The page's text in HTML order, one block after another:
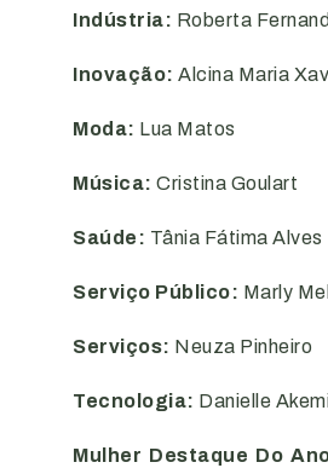
Indústria: Roberta
Inovação: Alcina Maria
Moda: Lua Matos
Música: Cristina Goulart
Saúde: Tânia Fátima Alves
Serviço Público: Marly
Serviços: Neuza Pinheiro
Tecnologia: Danielle
Mulher Destaque Do